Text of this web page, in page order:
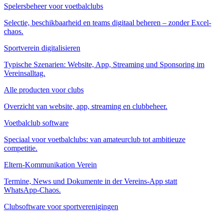
Spelersbeheer voor voetbalclubs
Selectie, beschikbaarheid en teams digitaal beheren – zonder Excel-
chaos.
Sportverein digitalisieren
Typische Szenarien: Website, App, Streaming und Sponsoring im
Vereinsalltag.
Alle producten voor clubs
Overzicht van website, app, streaming en clubbeheer.
Voetbalclub software
Speciaal voor voetbalclubs: van amateurclub tot ambitieuze
competitie.
Eltern-Kommunikation Verein
Termine, News und Dokumente in der Vereins-App statt
WhatsApp-Chaos.
Clubsoftware voor sportverenigingen